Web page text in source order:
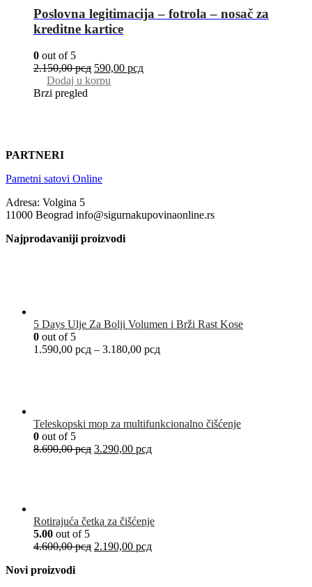
Poslovna legitimacija – fotrola – nosač za
kreditne kartice
0 out of 5
2.150,00рсд 590,00 рсд
Dodaj u korpu
Brzi pregled
PARTNERI
Pametni satovi Online
Adresa: Volgina 5
11000 Beograd info@sigurnakupovinaonline.rs
Najprodavaniji proizvodi
5 Days Ulje Za Bolji Volumen i Brži Rast Kose
0 out of 5
1.590,00 рсд – 3.180,00 рсд
Teleskopski mop za multifunkcionalno čišćenje
0 out of 5
8.690,00рсд 3.290,00 рсд
Rotirajuća četka za čišćenje
5.00 out of 5
4.600,00рсд 2.190,00 рсд
Novi proizvodi